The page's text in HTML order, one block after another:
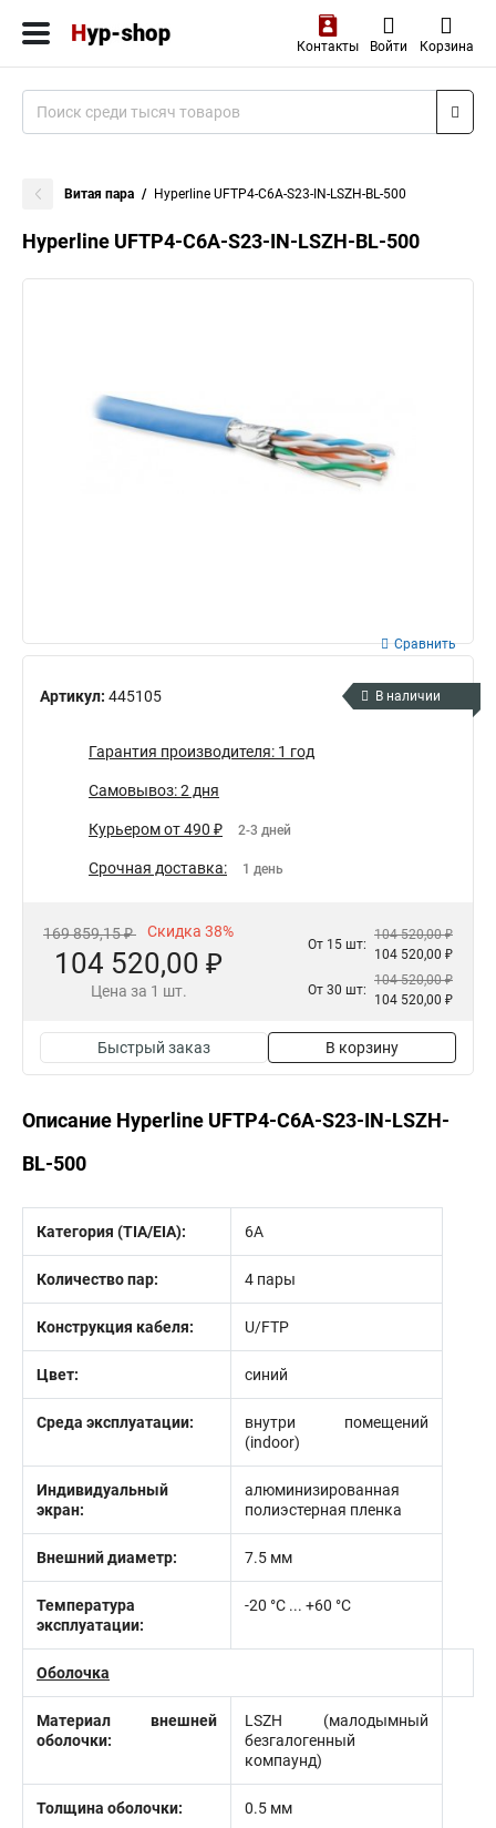
Контакты Войти Корзина
Витая пара Hyperline UFTP4-C6A-S23-IN-LSZH-BL-500
Hyperline UFTP4-C6A-S23-IN-LSZH-BL-500
Артикул: 445105
Сравнить
В наличии
Гарантия производителя: 1 год
Самовывоз: 2 дня
Курьером от 490 ₽ 2-3 дней
Срочная доставка: 1 день
169 859,15 ₽ Скидка 38%
104 520,00 ₽
Цена за 1 шт.
От 15 шт:
104 520,00 ₽
104 520,00 ₽
От 30 шт:
104 520,00 ₽
104 520,00 ₽
Быстрый заказ В корзину
Описание Hyperline UFTP4-C6A-S23-IN-LSZH-
BL-500
Категория (TIA/EIA): 6A
Количество пар: 4 пары
Конструкция кабеля: U/FTP
Цвет: синий
Среда эксплуатации:
внутри помещений
(indoor)
Индивидуальный
экран:
алюминизированная
полиэстерная пленка
Внешний диаметр: 7.5 мм
Температура
эксплуатации:
-20 °C ... +60 °C
Оболочка
Материал внешней
оболочки:
LSZH (малодымный
безгалогенный
компаунд)
Толщина оболочки: 0.5 мм